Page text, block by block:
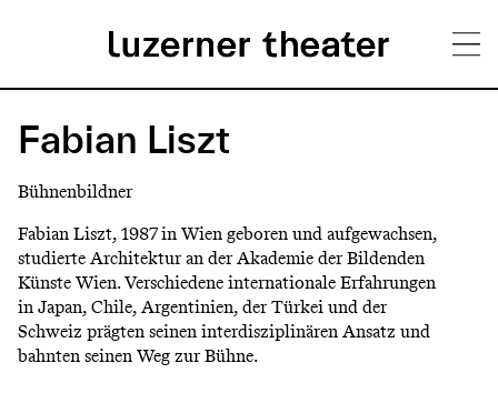
zum
Inhalt
H
u
p
t
m
e
Fabian Liszt
Bühnenbildner
Fabian Liszt, 1987 in Wien geboren und aufgewachsen,
studierte Architektur an der Akademie der Bildenden
Künste Wien. Verschiedene internationale Erfahrungen
in Japan, Chile, Argentinien, der Türkei und der
Schweiz prägten seinen interdisziplinären Ansatz und
bahnten seinen Weg zur Bühne.